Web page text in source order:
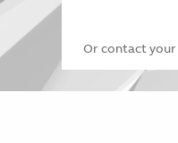
Or contact your